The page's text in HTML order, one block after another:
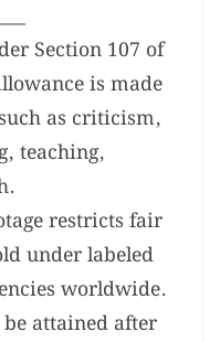
Section 107 of
is made
as criticism,
teaching,
restricts fair
under labeled
worldwide.
attained after